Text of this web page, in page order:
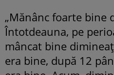
„Mănânc foarte bine
Întotdeauna, pe
mâncat bine
era bine, după 12